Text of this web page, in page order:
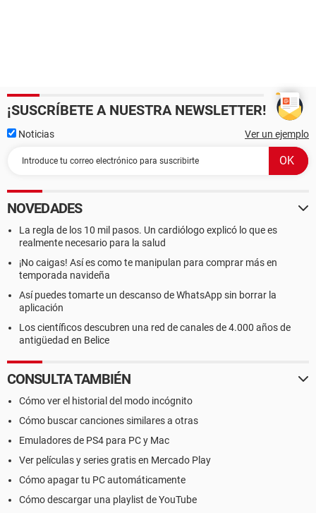
¡SUSCRÍBETE A NUESTRA NEWSLETTER!
Noticias Ver un ejemplo
NOVEDADES
La regla de los 10 mil pasos. Un cardiólogo explicó lo que es
realmente necesario para la salud
¡No caigas! Así es como te manipulan para comprar más en
temporada navideña
Así puedes tomarte un descanso de WhatsApp sin borrar la
aplicación
Los científicos descubren una red de canales de 4.000 años de
antigüedad en Belice
CONSULTA TAMBIÉN
Cómo ver el historial del modo incógnito
Cómo buscar canciones similares a otras
Emuladores de PS4 para PC y Mac
Ver películas y series gratis en Mercado Play
Cómo apagar tu PC automáticamente
Cómo descargar una playlist de YouTube